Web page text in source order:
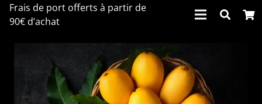
Frais de port offerts à partir de
90€ d’achat